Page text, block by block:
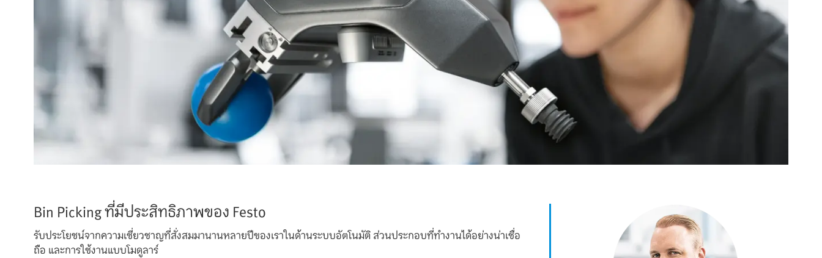
Bin Picking ที่มีประสิทธิภาพของ Festo
รับประโยชน์จากความเชี่ยวชาญที่สั่งสมมานานหลายปีของเราในด้านระบบอัตโนมัติ ส่วนประกอบที่ทำงานได้อย่างน่าเชื่อ
ถือ และการใช้งานแบบโมดูลาร์